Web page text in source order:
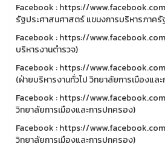
Facebook : https://
รัฐประศาสนศาสตร์ แขนงการบริหารภาครั
Facebook : https://
บริหารงานตำรวจ)
Facebook : https://
(ฝ่ายบริหารงานทั่วไป วิทยาลัยการเมืองแล
Facebook : https://
วิทยาลัยการเมืองและการปกครอง)
Facebook : https://
วิทยาลัยการเมืองและการปกครอง)